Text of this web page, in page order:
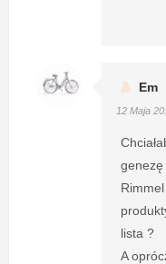
Em
12 Maja
lista ?
A